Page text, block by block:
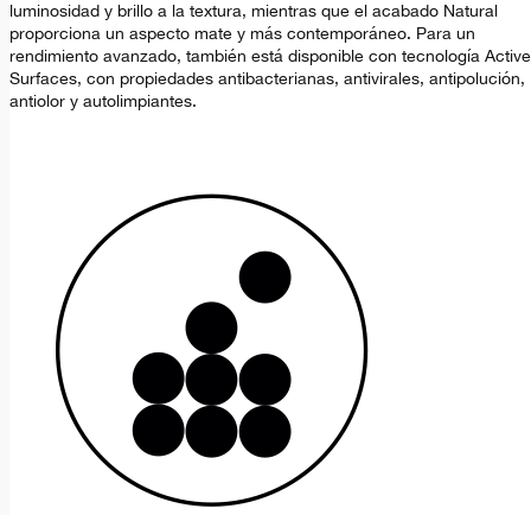
luminosidad y brillo a la textura, mientras que el acabado Natural
proporciona un aspecto mate y más contemporáneo. Para un
rendimiento avanzado, también está disponible con tecnología Active
Surfaces, con propiedades antibacterianas, antivirales, antipolución,
antiolor y autolimpiantes.